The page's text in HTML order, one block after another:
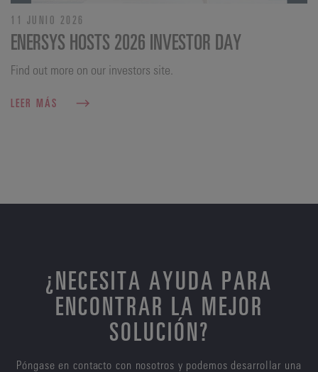
11 JUNIO 2026
ENERSYS HOSTS 2026 INVESTOR DAY
Find out more on our investors site.
LEER MÁS
¿NECESITA AYUDA PARA
ENCONTRAR LA MEJOR
SOLUCIÓN?
Póngase en contacto con nosotros y podemos desarrollar una